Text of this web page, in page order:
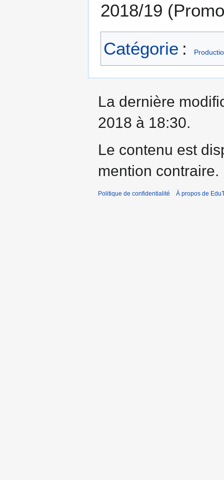
2018/19
Catégorie :
La dernière
2018 à 18:30.
Le contenu est
mention contraire.
Politique de confidentialité À propos de